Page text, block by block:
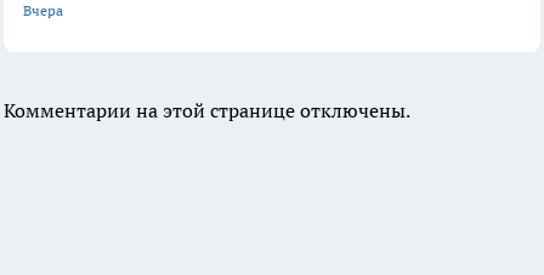
Вчера
Комментарии на этой странице отключены.